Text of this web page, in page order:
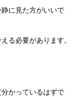
に見た方がいいで
る必要があります。
かっているはずで